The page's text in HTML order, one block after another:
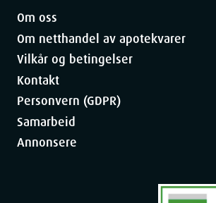
Om oss
Om netthandel av apotekvarer
Vilkår og betingelser
Kontakt
Personvern (GDPR)
Samarbeid
Annonsere